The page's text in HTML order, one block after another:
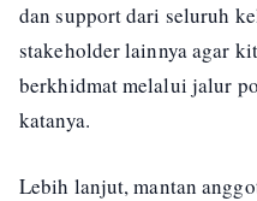
dan support dari seluruh
stakeholder lainnya agar
berkhidmat melalui jalur
katanya.
Lebih lanjut, mantan